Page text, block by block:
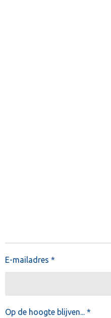
E-mailadres *
Op de hoogte blijven... *